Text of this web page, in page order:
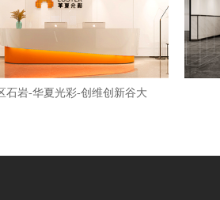
石岩-华夏光彩-创维创新谷大